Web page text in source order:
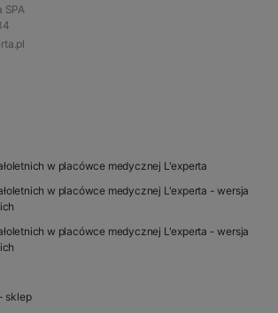
SPA
w placówce medycznej L'experta
w placówce medycznej L'experta - wersja
w placówce medycznej L'experta - wersja
sklep